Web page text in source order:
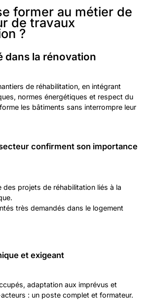
former au métier de
de travaux
?
dans la rénovation
de réhabilitation, en intégrant
normes énergétiques et respect du
les bâtiments sans interrompre leur
confirment son importance
projets de réhabilitation liés à la
très demandés dans le logement
et exigeant
adaptation aux imprévus et
: un poste complet et formateur.